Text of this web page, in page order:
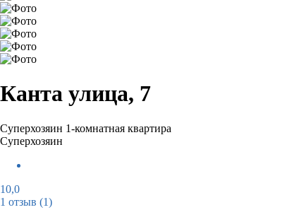
Канта улица, 7
Суперхозяин 1-комнатная квартира
Суперхозяин
10,0
1 отзыв (1)